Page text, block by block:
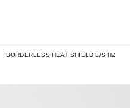
BORDERLESS HEAT SHIELD L/S HZ